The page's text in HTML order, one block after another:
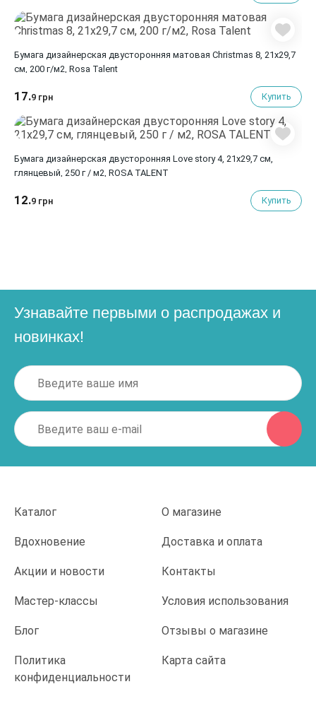
Бумага дизайнерская двусторонняя матовая Christmas 8, 21х29,7
см, 200 г/м2, Rosa Talent
17.9 грн Купить
Бумага дизайнерская двусторонняя Love story 4, 21х29,7 см,
глянцевый, 250 г / м2, ROSA TALENT
12.9 грн Купить
Узнавайте первыми о распродажах и
новинках!
Каталог О магазине
Вдохновение Доставка и оплата
Акции и новости Контакты
Мастер-классы Условия использования
Блог Отзывы о магазине
Политика
конфиденциальности
Карта сайта